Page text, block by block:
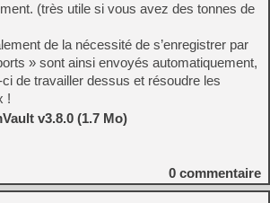
(très utile si vous avez des tonnes de
de la nécessité de s’enregistrer par
» sont ainsi envoyés automatiquement,
de travailler dessus et résoudre les
!
v3.8.0 (1.7 Mo)
0 commentaire